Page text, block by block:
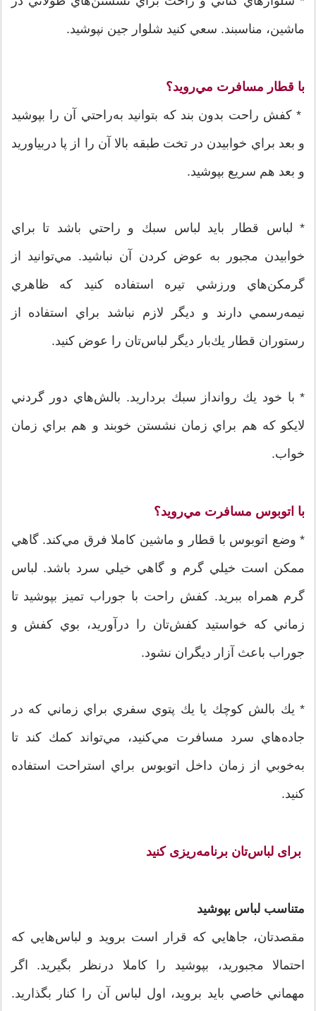
ماشين، مناسبند. سعي كنيد شلوار جين نپوشيد.
با قطار مسافرت مي‌رويد؟
* كفش راحت بدون بند كه بتوانيد به‌راحتي آن را بپوشيد
و بعد براي خوابيدن در تخت طبقه بالا آن را از پا دربياوريد
و بعد هم سريع بپوشيد.
* لباس قطار بايد لباس سبك و راحتي باشد تا براي
خوابيدن مجبور به عوض كردن آن نباشيد. مي‌توانيد از
گرمكن‌هاي ورزشي تيره استفاده كنيد كه ظاهري
نيمه‌رسمي دارند و ديگر لازم نباشد براي استفاده از
رستوران قطار يك‌بار ديگر لبا‌س‌تان را عوض كنيد.
* با خود يك روانداز سبك برداريد. بالش‌هاي دور گردني
لايكو كه هم براي زمان نشستن خوبند و هم براي زمان
خواب.
با اتوبوس مسافرت مي‌رويد؟
* وضع اتوبوس با قطار و ماشين كاملا فرق مي‌كند. گاهي
ممكن است خيلي گرم و گاهي خيلي سرد باشد. لباس
گرم همراه ببريد. كفش راحت با جوراب تميز بپوشيد تا
زماني كه خواستيد كفش‌تان را درآوريد، بوي كفش و
جوراب باعث آزار ديگران نشود.
* يك بالش كوچك يا يك پتوي سفري براي زماني كه در
جاده‌هاي سرد مسافرت مي‌كنيد، مي‌تواند كمك كند تا
به‌خوبي از زمان داخل اتوبوس براي استراحت استفاده
كنيد.
برای لباس‌تان برنامه‌ریزی کنید
متناسب لباس بپوشید
مقصدتان، جاهايي كه قرار است برويد و لباس‌هايي كه
احتمالا مجبوريد، بپوشيد را كاملا درنظر بگيريد. اگر
مهماني خاصي بايد برويد، اول لباس آن ‌را كنار بگذاريد.